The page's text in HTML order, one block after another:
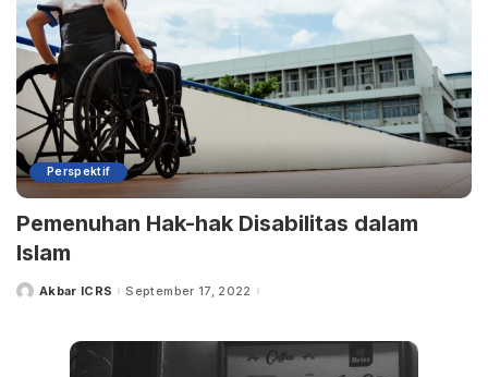
Perspektif
Pemenuhan Hak-hak Disabilitas dalam
Islam
PostedAkbar ICRS September 17, 2022